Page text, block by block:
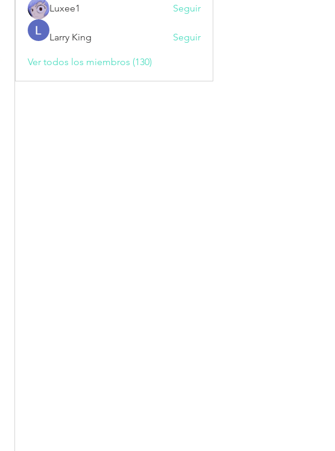
Luxee1 Seguir
Larry King Seguir
Ver todos los miembros (130)